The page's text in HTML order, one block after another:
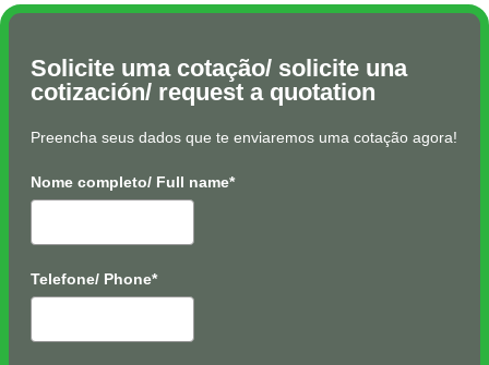
Solicite uma cotação/ solicite una
cotización/ request a quotation
Preencha seus dados que te enviaremos uma cotação agora!
Nome completo/ Full name*
Telefone/ Phone*